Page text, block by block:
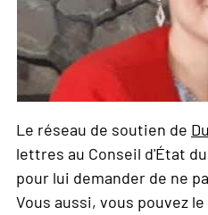
Le réseau de soutien de
lettres au Conseil d'État
pour lui demander de ne
Vous aussi, vous pouvez